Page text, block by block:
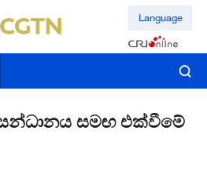
Language
සන්ධානය සමඟ එක්වීමේ